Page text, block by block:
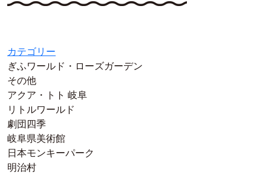
カテゴリー
ぎふワールド・ローズガーデン
その他
アクア・トト 岐阜
リトルワールド
劇団四季
岐阜県美術館
日本モンキーパーク
明治村